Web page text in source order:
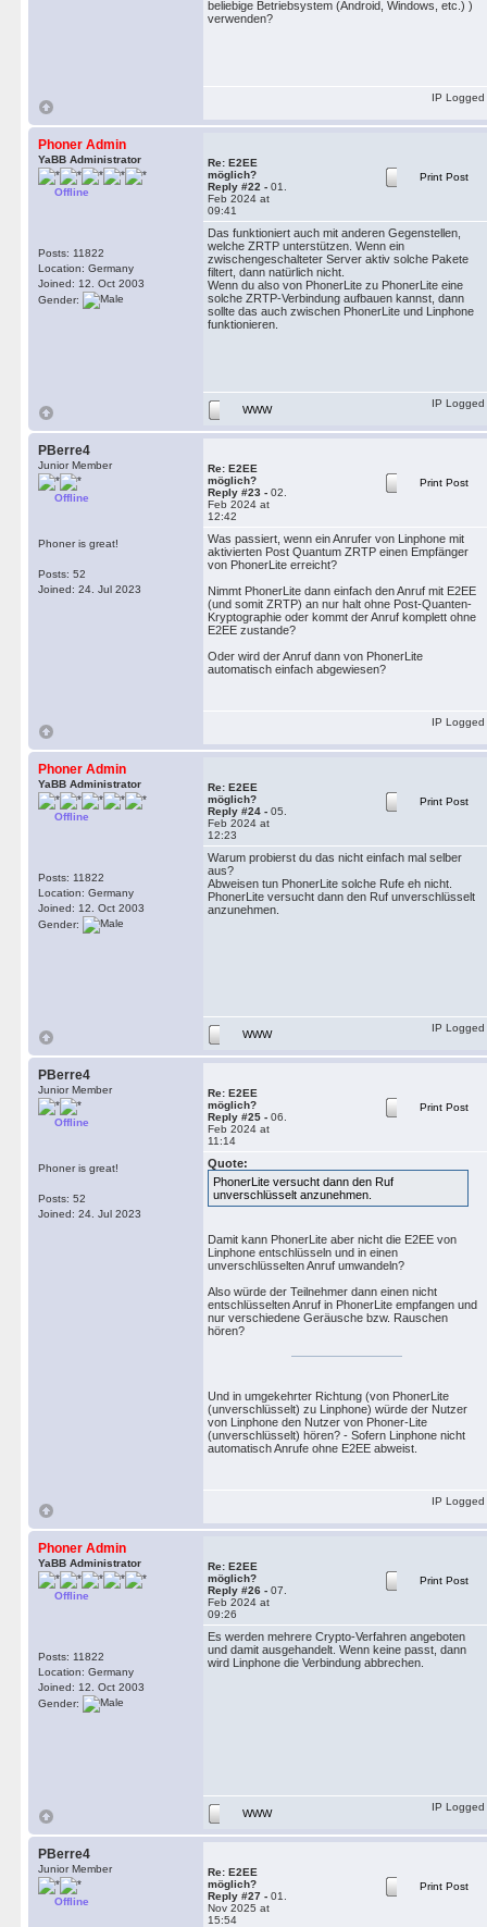
beliebige Betriebsystem (Android, Windows, etc.) )
verwenden?
IP Logged
Phoner Admin
YaBB Administrator
Offline
Posts: 11822
Location: Germany
Joined: 12. Oct 2003
Gender:
Re: E2EE
möglich?
Reply #22 - 01.
Feb 2024 at
09:41
Print Post
Das funktioniert auch mit anderen Gegenstellen,
welche ZRTP unterstützen. Wenn ein
zwischengeschalteter Server aktiv solche Pakete
filtert, dann natürlich nicht.
Wenn du also von PhonerLite zu PhonerLite eine
solche ZRTP-Verbindung aufbauen kannst, dann
sollte das auch zwischen PhonerLite und Linphone
funktionieren.
WWW
IP Logged
PBerre4
Junior Member
Offline
Phoner is great!
Posts: 52
Joined: 24. Jul 2023
Re: E2EE
möglich?
Reply #23 - 02.
Feb 2024 at
12:42
Print Post
Was passiert, wenn ein Anrufer von Linphone mit
aktivierten Post Quantum ZRTP einen Empfänger
von PhonerLite erreicht?
Nimmt PhonerLite dann einfach den Anruf mit E2EE
(und somit ZRTP) an nur halt ohne Post-Quanten-
Kryptographie oder kommt der Anruf komplett ohne
E2EE zustande?
Oder wird der Anruf dann von PhonerLite
automatisch einfach abgewiesen?
IP Logged
Phoner Admin
YaBB Administrator
Offline
Posts: 11822
Location: Germany
Joined: 12. Oct 2003
Gender:
Re: E2EE
möglich?
Reply #24 - 05.
Feb 2024 at
12:23
Print Post
Warum probierst du das nicht einfach mal selber
aus?
Abweisen tun PhonerLite solche Rufe eh nicht.
PhonerLite versucht dann den Ruf unverschlüsselt
anzunehmen.
WWW
IP Logged
PBerre4
Junior Member
Offline
Phoner is great!
Posts: 52
Joined: 24. Jul 2023
Re: E2EE
möglich?
Reply #25 - 06.
Feb 2024 at
11:14
Print Post
Quote:
PhonerLite versucht dann den Ruf
unverschlüsselt anzunehmen.
Damit kann PhonerLite aber nicht die E2EE von
Linphone entschlüsseln und in einen
unverschlüsselten Anruf umwandeln?
Also würde der Teilnehmer dann einen nicht
entschlüsselten Anruf in PhonerLite empfangen und
nur verschiedene Geräusche bzw. Rauschen
hören?
Und in umgekehrter Richtung (von PhonerLite
(unverschlüsselt) zu Linphone) würde der Nutzer
von Linphone den Nutzer von Phoner-Lite
(unverschlüsselt) hören? - Sofern Linphone nicht
automatisch Anrufe ohne E2EE abweist.
IP Logged
Phoner Admin
YaBB Administrator
Offline
Posts: 11822
Location: Germany
Joined: 12. Oct 2003
Gender:
Re: E2EE
möglich?
Reply #26 - 07.
Feb 2024 at
09:26
Print Post
Es werden mehrere Crypto-Verfahren angeboten
und damit ausgehandelt. Wenn keine passt, dann
wird Linphone die Verbindung abbrechen.
WWW
IP Logged
PBerre4
Junior Member
Offline
Re: E2EE
möglich?
Reply #27 - 01.
Nov 2025 at
15:54
Print Post